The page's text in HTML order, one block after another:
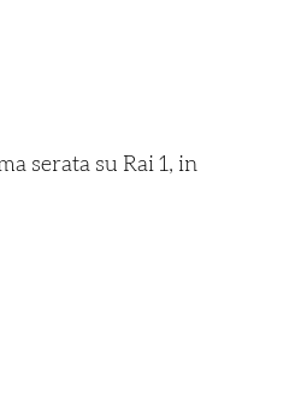
serata su Rai 1, in